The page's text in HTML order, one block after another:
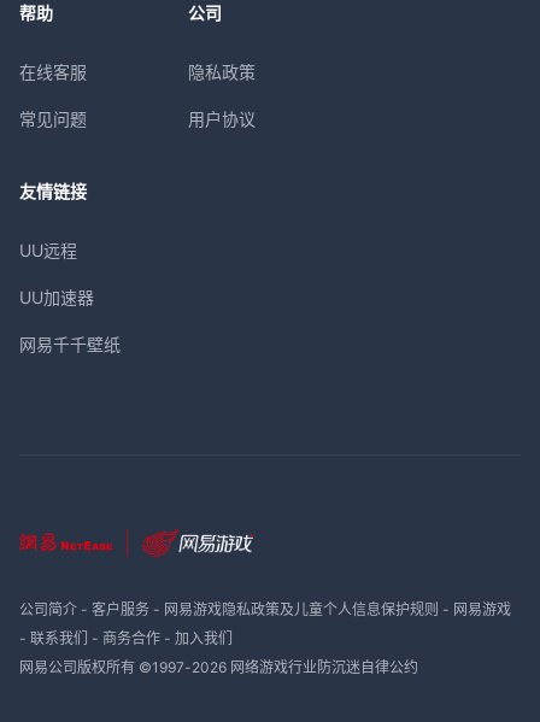
帮助
在线客服
常见问题
公司
隐私政策
用户协议
友情链接
UU远程
UU加速器
网易千千壁纸
公司简介- 客户服务- 网易游戏隐私政策及儿童个人信息保护规则 - 网易游戏
- 联系我们 - 商务合作- 加入我们
网易公司版权所有 ©1997-2026 网络游戏行业防沉迷自律公约